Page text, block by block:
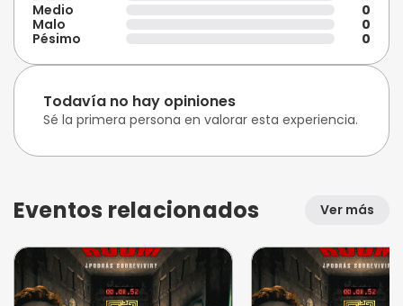
Medio
0
Malo
0
Pésimo
0
Todavía no hay opiniones
Sé la primera persona en valorar esta experiencia.
Eventos relacionados Ver más